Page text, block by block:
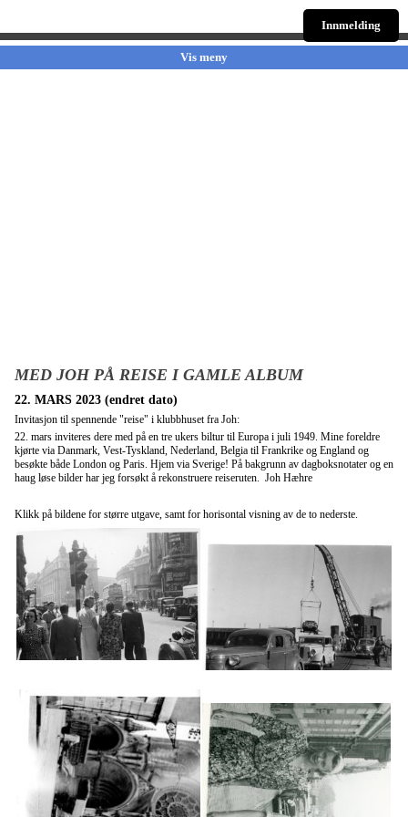
Innmelding
Vis meny
MED JOH PÅ REISE I GAMLE ALBUM
22. MARS 2023 (endret dato)
Invitasjon til spennende "reise" i klubbhuset fra Joh:
22. mars inviteres dere med på en tre ukers biltur til Europa i juli 1949. Mine foreldre
kjørte via Danmark, Vest-Tyskland, Nederland, Belgia til Frankrike og England og
besøkte både London og Paris. Hjem via Sverige! På bakgrunn av dagboksnotater og en
haug løse bilder har jeg forsøkt å rekonstruere reiseruten. Joh Hæhre
Klikk på bildene for større utgave, samt for horisontal visning av de to nederste.